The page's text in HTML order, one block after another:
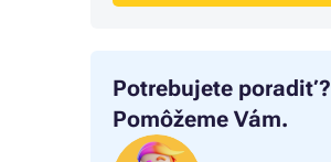
Potrebujete poradiť?
Pomôžeme Vám.